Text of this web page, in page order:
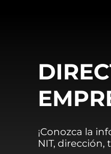
¡Conozca la
NIT,